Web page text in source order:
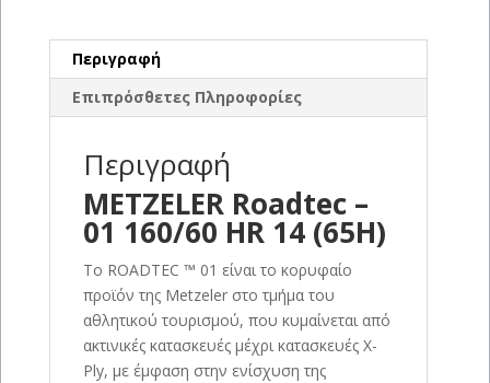
Περιγραφή
Επιπρόσθετες Πληροφορίες
Περιγραφή
METZELER Roadtec –
01 160/60 HR 14 (65H)
Το ROADTEC ™ 01 είναι το κορυφαίο
προϊόν της Metzeler στο τμήμα του
αθλητικού τουρισμού, που κυμαίνεται από
ακτινικές κατασκευές μέχρι κατασκευές X-
Ply, με έμφαση στην ενίσχυση της